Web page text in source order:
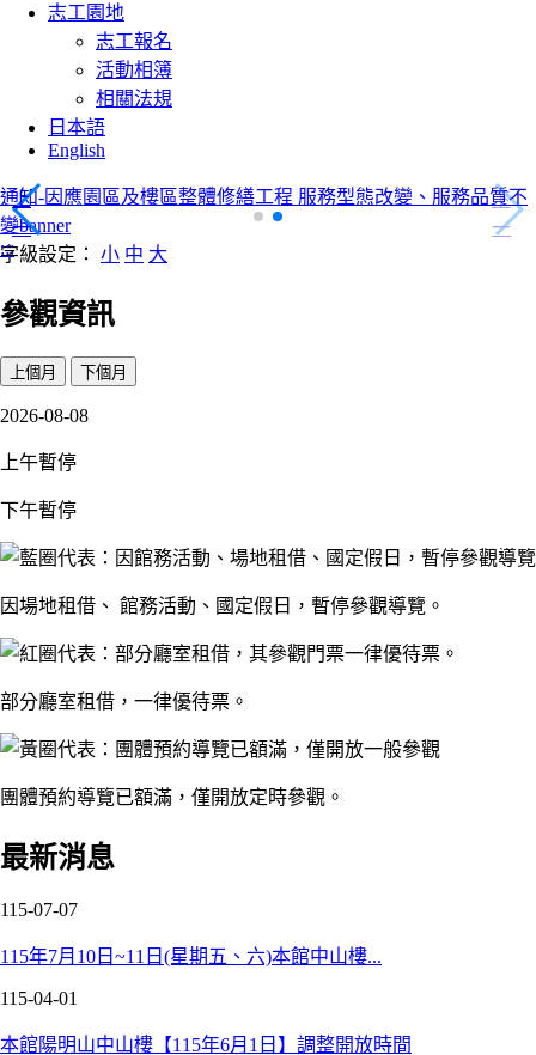
志工園地
志工報名
活動相簿
相關法規
日本語
English
按讚加入粉絲頁banner
上
一
項
下
一
:::
字級設定： 小 中 大
參觀資訊
上個月 下個月
2026-08-08
上午暫停
下午暫停
因場地租借、 館務活動、國定假日，暫停參觀導覽。
部分廳室租借，一律優待票。
團體預約導覽已額滿，僅開放定時參觀。
最新消息
115-07-07
115年7月10日~11日(星期五、六)本館中山樓...
115-04-01
本館陽明山中山樓【115年6月1日】調整開放時間